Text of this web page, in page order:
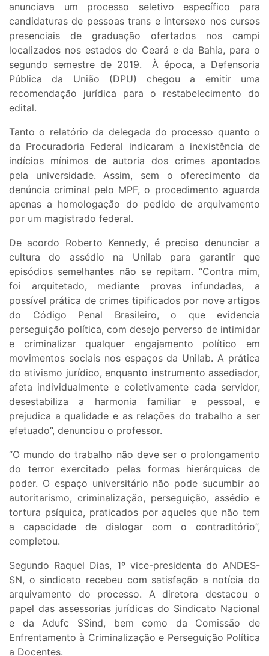
anunciava um processo seletivo específico para
candidaturas de pessoas trans e intersexo nos cursos
presenciais de graduação ofertados nos campi
localizados nos estados do Ceará e da Bahia, para o
segundo semestre de 2019. À época, a Defensoria
Pública da União (DPU) chegou a emitir uma
recomendação jurídica para o restabelecimento do
edital.
Tanto o relatório da delegada do processo quanto o
da Procuradoria Federal indicaram a inexistência de
indícios mínimos de autoria dos crimes apontados
pela universidade. Assim, sem o oferecimento da
denúncia criminal pelo MPF, o procedimento aguarda
apenas a homologação do pedido de arquivamento
por um magistrado federal.
De acordo Roberto Kennedy, é preciso denunciar a
cultura do assédio na Unilab para garantir que
episódios semelhantes não se repitam. “Contra mim,
foi arquitetado, mediante provas infundadas, a
possível prática de crimes tipificados por nove artigos
do Código Penal Brasileiro, o que evidencia
perseguição política, com desejo perverso de intimidar
e criminalizar qualquer engajamento político em
movimentos sociais nos espaços da Unilab. A prática
do ativismo jurídico, enquanto instrumento assediador,
afeta individualmente e coletivamente cada servidor,
desestabiliza a harmonia familiar e pessoal, e
prejudica a qualidade e as relações do trabalho a ser
efetuado”, denunciou o professor.
“O mundo do trabalho não deve ser o prolongamento
do terror exercitado pelas formas hierárquicas de
poder. O espaço universitário não pode sucumbir ao
autoritarismo, criminalização, perseguição, assédio e
tortura psíquica, praticados por aqueles que não tem
a capacidade de dialogar com o contraditório”,
completou.
Segundo Raquel Dias, 1º vice-presidenta do ANDES-
SN, o sindicato recebeu com satisfação a notícia do
arquivamento do processo. A diretora destacou o
papel das assessorias jurídicas do Sindicato Nacional
e da Adufc SSind, bem como da Comissão de
Enfrentamento à Criminalização e Perseguição Política
a Docentes.